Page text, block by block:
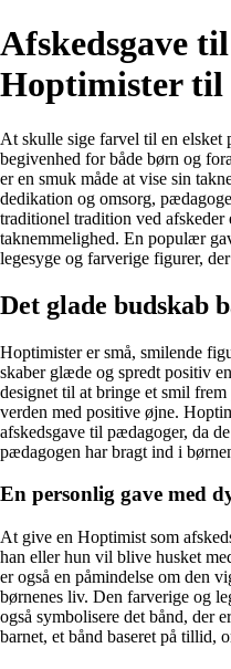
Afskedsgave
Hoptimister til
At skulle sige farvel til en elsket
begivenhed for både børn og
er en smuk måde at vise sin
dedikation og omsorg,
traditionel tradition ved afskeder
taknemmelighed. En populær
legesyge og farverige figurer,
Det glade budskab
Hoptimister er små, smilende
skaber glæde og spredt positiv
designet til at bringe et smil
verden med positive øjne.
afskedsgave til pædagoger, da
pædagogen har bragt ind i
En personlig gave med
At give en Hoptimist som
han eller hun vil blive husket
er også en påmindelse om den
børnenes liv. Den farverige og
også symbolisere det bånd, der
barnet, et bånd baseret på tillid,